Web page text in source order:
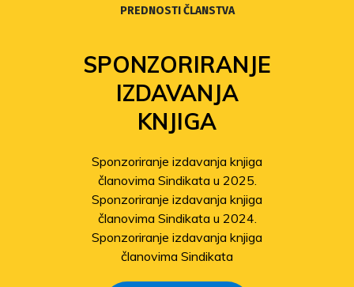
PREDNOSTI ČLANSTVA
FOND
SOLIDARNOSTI
Povećanje isplata iz Fonda
Sindikat pomaže članovima
pogođenima potresom
Odobrene isplate pomoći članovima
stradalima u potresu